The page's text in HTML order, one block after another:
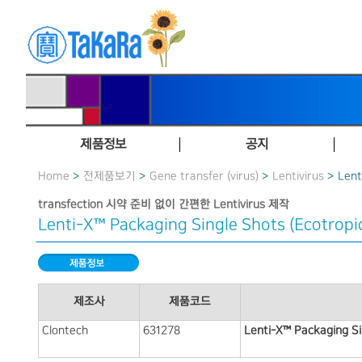
제품정보 공지
Home > 전제품보기 > Gene transfer (virus) > Lentivirus >
transfection 시약 준비 없이 간편한 Lentivirus 제작
Lenti-X™ Packaging Single Shots
제조사 제품코드
Clontech 631278 Lenti-X™ Packaging